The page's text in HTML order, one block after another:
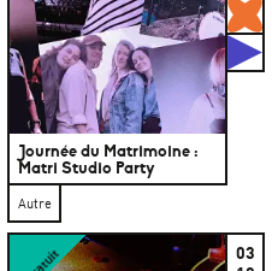
Journée du Matrimoine :
Matri Studio Party
Autre
03